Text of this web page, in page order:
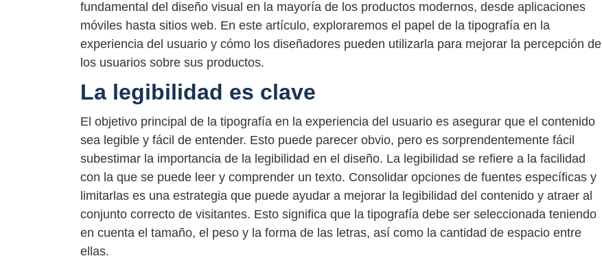
fundamental del diseño visual en la mayoría de los productos modernos, desde aplicaciones
móviles hasta sitios web. En este artículo, exploraremos el papel de la tipografía en la
experiencia del usuario y cómo los diseñadores pueden utilizarla para mejorar la percepción de
los usuarios sobre sus productos.
La legibilidad es clave
El objetivo principal de la tipografía en la experiencia del usuario es asegurar que el contenido
sea legible y fácil de entender. Esto puede parecer obvio, pero es sorprendentemente fácil
subestimar la importancia de la legibilidad en el diseño. La legibilidad se refiere a la facilidad
con la que se puede leer y comprender un texto. Consolidar opciones de fuentes específicas y
limitarlas es una estrategia que puede ayudar a mejorar la legibilidad del contenido y atraer al
conjunto correcto de visitantes. Esto significa que la tipografía debe ser seleccionada teniendo
en cuenta el tamaño, el peso y la forma de las letras, así como la cantidad de espacio entre
ellas.